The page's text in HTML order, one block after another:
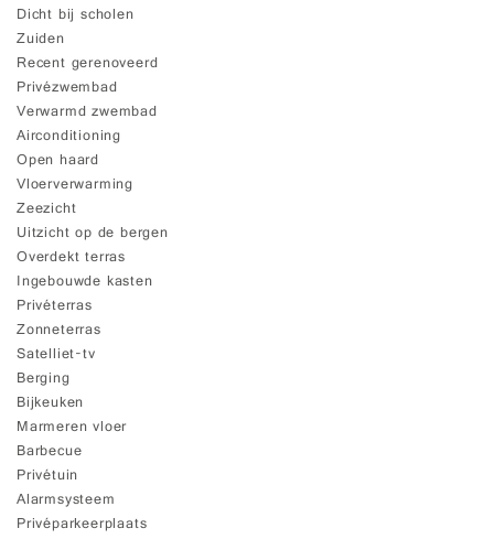
Dicht bij scholen
Zuiden
Recent gerenoveerd
Privézwembad
Verwarmd zwembad
Airconditioning
Open haard
Vloerverwarming
Zeezicht
Uitzicht op de bergen
Overdekt terras
Ingebouwde kasten
Privéterras
Zonneterras
Satelliet-tv
Berging
Bijkeuken
Marmeren vloer
Barbecue
Privétuin
Alarmsysteem
Privéparkeerplaats